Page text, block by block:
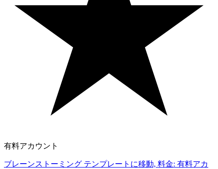
有料アカウント
ブレーンストーミング テンプレートに移動, 料金: 有料アカ